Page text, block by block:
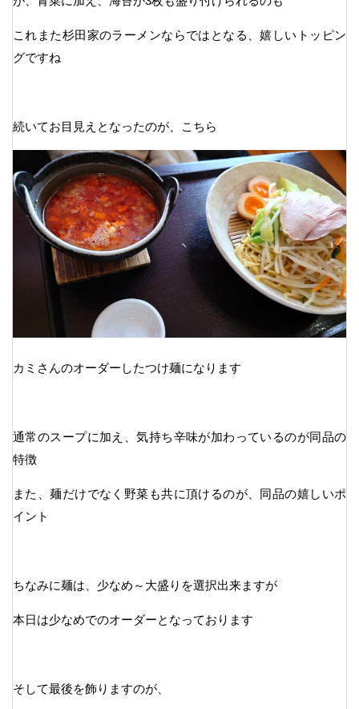
これまた杉田家のラーメンならではとなる、嬉しいトッピン
グですね
続いてお目見えとなったのが、こちら
カミさんのオーダーしたつけ麺になります
通常のスープに加え、気持ち辛味が加わっているのが同品の
特徴
また、麺だけでなく野菜も共に頂けるのが、同品の嬉しいポ
イント
ちなみに麺は、少なめ～大盛りを選択出来ますが
本日は少なめでのオーダーとなっております
そして最後を飾りますのが、